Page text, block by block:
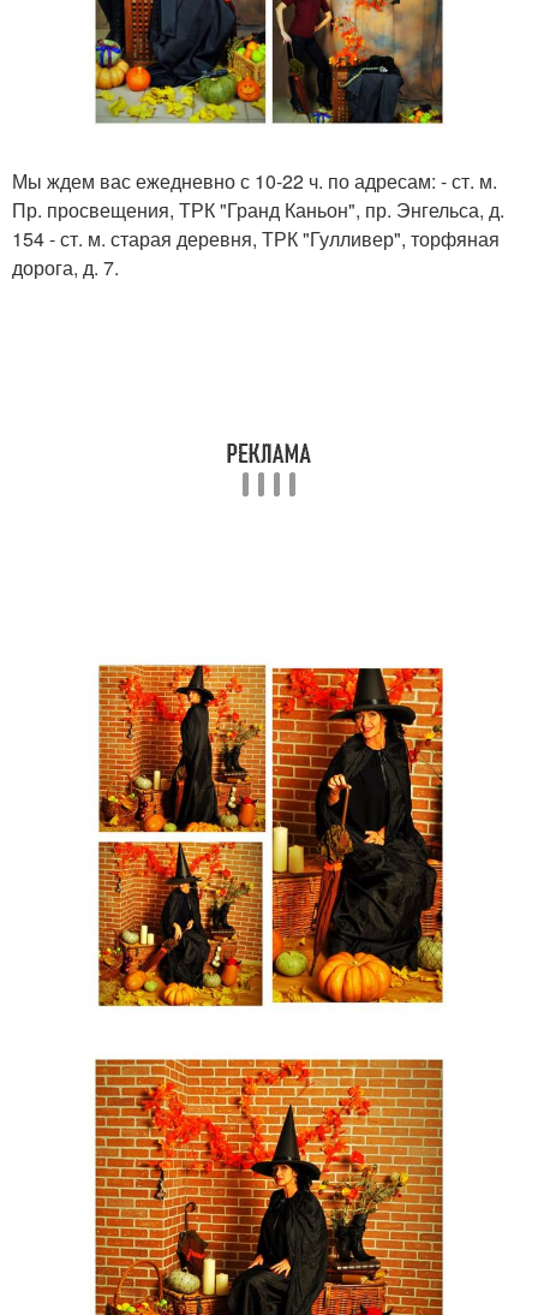
Мы ждем вас ежедневно с 10-22 ч. по адресам: - ст. м.
Пр. просвещения, ТРК "Гранд Каньон", пр. Энгельса, д.
154 - ст. м. старая деревня, ТРК "Гулливер", торфяная
дорога, д. 7.